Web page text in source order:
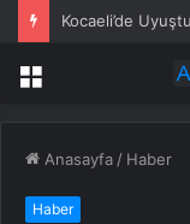
Menü
Anasayfa / Haber
Haber